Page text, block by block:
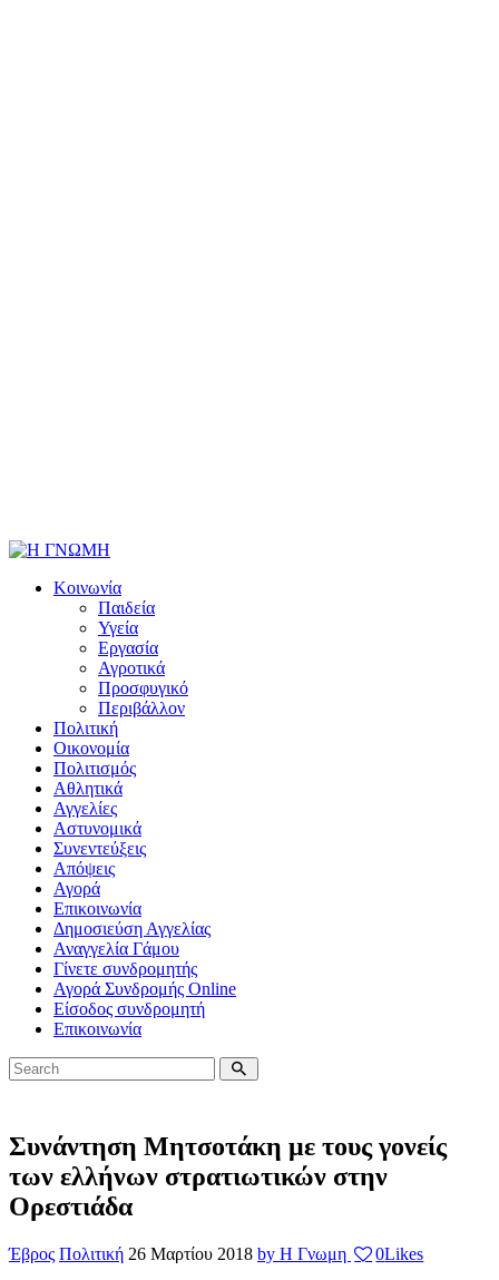
Κοινωνία
Παιδεία
Υγεία
Εργασία
Αγροτικά
Προσφυγικό
Περιβάλλον
Πολιτική
Οικονομία
Πολιτισμός
Αθλητικά
Αγγελίες
Αστυνομικά
Συνεντεύξεις
Απόψεις
Αγορά
Επικοινωνία
Δημοσιεύση Αγγελίας
Αναγγελία Γάμου
Γίνετε συνδρομητής
Αγορά Συνδρομής Online
Είσοδος συνδρομητή
Επικοινωνία
Συνάντηση Μητσοτάκη με τους γονείς
των ελλήνων στρατιωτικών στην
Ορεστιάδα
Έβρος Πολιτική 26 Μαρτίου 2018 by Η Γνωμη 0Likes